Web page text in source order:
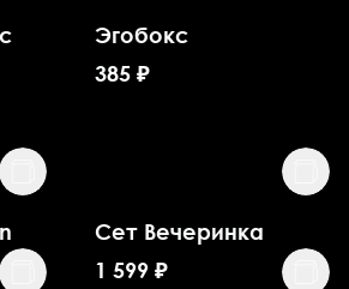
Эгобокс
385 ₽
Сет Вечеринка
1 599 ₽